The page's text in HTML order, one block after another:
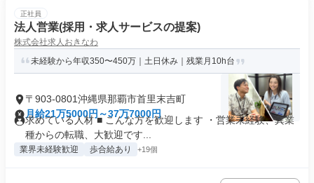
正社員
法人営業(採用・求人サービスの提案)
株式会社求人おきなわ
未経験から年収350〜450万｜土日休み｜残業月10h台
〒903-0801沖縄県那覇市首里末吉町
月給21万5000円～37万7000円
求めている人材 ■ こんな方を歓迎します ・営業未経験、異業
種からの転職、大歓迎です...
業界未経験歓迎 歩合給あり +19個